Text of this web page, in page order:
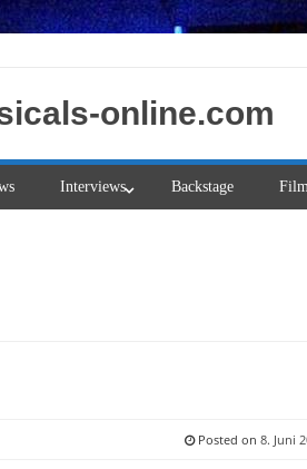
online.com
Interviews Backstage
Posted on 8. Juni